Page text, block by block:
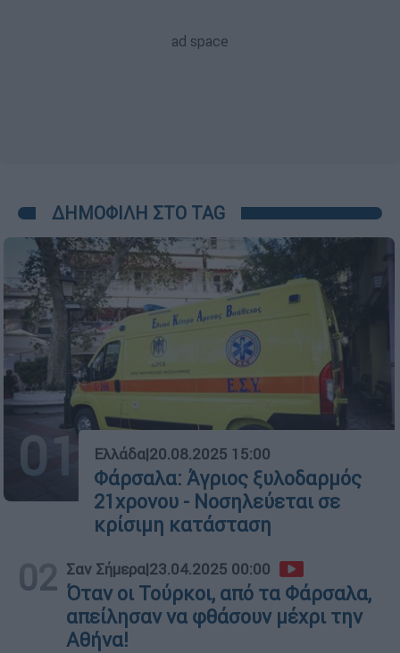
ΔΗΜΟΦΙΛΗ ΣΤΟ TAG
01 Ελλάδα|20.08.2025 15:00
Φάρσαλα: Άγριος ξυλοδαρμός
21χρονου - Νοσηλεύεται σε
κρίσιμη κατάσταση
02 Σαν Σήμερα|23.04.2025 00:00
Όταν οι Τούρκοι, από τα Φάρσαλα,
απείλησαν να φθάσουν μέχρι την
Αθήνα!